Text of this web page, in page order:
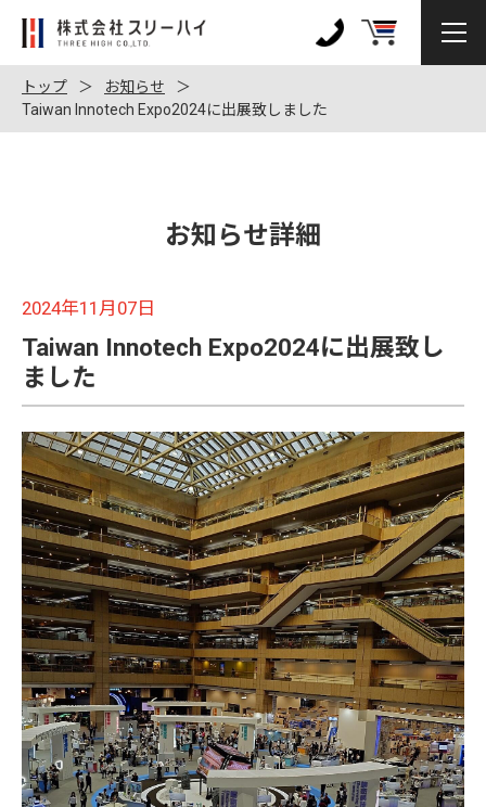
株
会
社
ス
128
トップ
お知らせ
Taiwan Innotech Expo2024に出展致しました
お知らせ詳細
2024年11月07日
Taiwan Innotech Expo2024に出展致し
ました